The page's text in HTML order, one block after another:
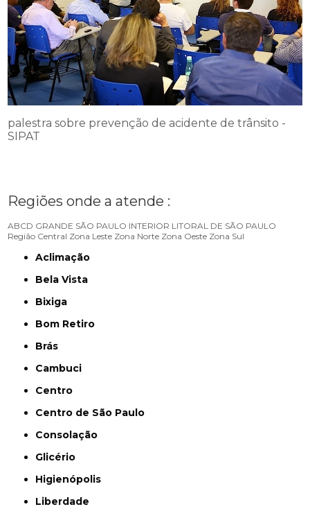
palestra sobre prevenção de acidente de trânsito -
SIPAT
Regiões onde a atende :
ABCD GRANDE SÃO PAULO INTERIOR LITORAL DE SÃO PAULO
Região Central Zona Leste Zona Norte Zona Oeste Zona Sul
Aclimação
Bela Vista
Bixiga
Bom Retiro
Brás
Cambuci
Centro
Centro de São Paulo
Consolação
Glicério
Higienópolis
Liberdade